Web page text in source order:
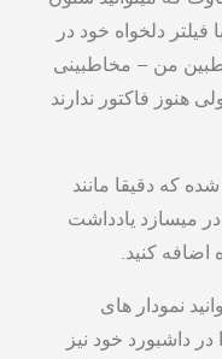
دلخواه خود در
من – مخاطبینی
ولی هنوز فاکتور ندارند
که دقیقا مانند
میسازد یادداشت
کنید.
نمودار های
داشبورد خود نیز